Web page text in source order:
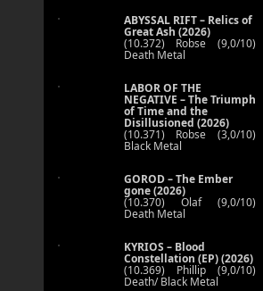
ABYSSAL RIFT – Relics of
Great Ash (2026)
(10.372) Robse (9,0/10)
Death Metal
LABOR OF THE
NEGATIVE – The Triumph
of Time and the
Disillusioned (2026)
(10.371) Robse (3,0/10)
Black Metal
GOROD – The Ember
gone (2026)
(10.370) Olaf (9,0/10)
Death Metal
KYRIOS – Blood
Constellation (EP) (2026)
(10.369) Phillip (9,0/10)
Death/ Black Metal